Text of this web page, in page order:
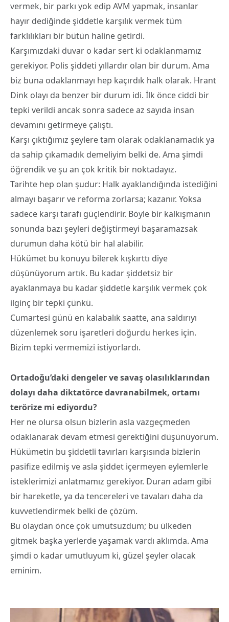
vermek, bir parkı yok edip AVM yapmak, insanlar
hayır dediğinde şiddetle karşılık vermek tüm
farklılıkları bir bütün haline getirdi.
Karşımızdaki duvar o kadar sert ki odaklanmamız
gerekiyor. Polis şiddeti yıllardır olan bir durum. Ama
biz buna odaklanmayı hep kaçırdık halk olarak. Hrant
Dink olayı da benzer bir durum idi. İlk önce ciddi bir
tepki verildi ancak sonra sadece az sayıda insan
devamını getirmeye çalıştı.
Karşı çıktığımız şeylere tam olarak odaklanamadık ya
da sahip çıkamadık demeliyim belki de. Ama şimdi
öğrendik ve şu an çok kritik bir noktadayız.
Tarihte hep olan şudur: Halk ayaklandığında istediğini
almayı başarır ve reforma zorlarsa; kazanır. Yoksa
sadece karşı tarafı güçlendirir. Böyle bir kalkışmanın
sonunda bazı şeyleri değiştirmeyi başaramazsak
durumun daha kötü bir hal alabilir.
Hükümet bu konuyu bilerek kışkırttı diye
düşünüyorum artık. Bu kadar şiddetsiz bir
ayaklanmaya bu kadar şiddetle karşılık vermek çok
ilginç bir tepki çünkü.
Cumartesi günü en kalabalık saatte, ana saldırıyı
düzenlemek soru işaretleri doğurdu herkes için.
Bizim tepki vermemizi istiyorlardı.
Ortadoğu’daki dengeler ve savaş olasılıklarından
dolayı daha diktatörce davranabilmek, ortamı
terörize mi ediyordu?
Her ne olursa olsun bizlerin asla vazgeçmeden
odaklanarak devam etmesi gerektiğini düşünüyorum.
Hükümetin bu şiddetli tavırları karşısında bizlerin
pasifize edilmiş ve asla şiddet içermeyen eylemlerle
isteklerimizi anlatmamız gerekiyor. Duran adam gibi
bir hareketle, ya da tencereleri ve tavaları daha da
kuvvetlendirmek belki de çözüm.
Bu olaydan önce çok umutsuzdum; bu ülkeden
gitmek başka yerlerde yaşamak vardı aklımda. Ama
şimdi o kadar umutluyum ki, güzel şeyler olacak
eminim.